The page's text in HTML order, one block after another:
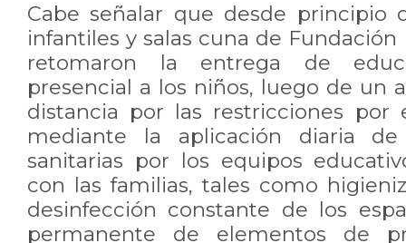
Cabe señalar que desde principio
infantiles y salas cuna de
retomaron la entrega de
presencial a los niños, luego de un
distancia por las restricciones por
mediante la aplicación diaria de
sanitarias por los equipos
con las familias, tales como
desinfección constante de los
permanente de elementos de